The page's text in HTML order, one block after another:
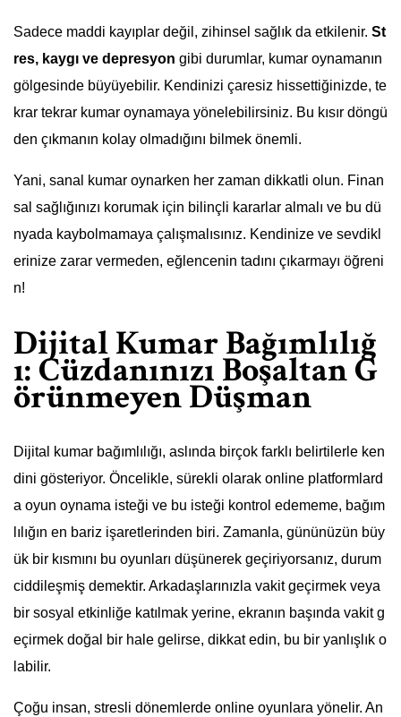
Sadece maddi kayıplar değil, zihinsel sağlık da etkilenir. St
res, kaygı ve depresyon gibi durumlar, kumar oynamanın
gölgesinde büyüyebilir. Kendinizi çaresiz hissettiğinizde, te
krar tekrar kumar oynamaya yönelebilirsiniz. Bu kısır döngü
den çıkmanın kolay olmadığını bilmek önemli.
Yani, sanal kumar oynarken her zaman dikkatli olun. Finan
sal sağlığınızı korumak için bilinçli kararlar almalı ve bu dü
nyada kaybolmamaya çalışmalısınız. Kendinize ve sevdikl
erinize zarar vermeden, eğlencenin tadını çıkarmayı öğreni
n!
Dijital Kumar Bağımlılığ
ı: Cüzdanınızı Boşaltan G
örünmeyen Düşman
Dijital kumar bağımlılığı, aslında birçok farklı belirtilerle ken
dini gösteriyor. Öncelikle, sürekli olarak online platformlard
a oyun oynama isteği ve bu isteği kontrol edememe, bağım
lılığın en bariz işaretlerinden biri. Zamanla, gününüzün büy
ük bir kısmını bu oyunları düşünerek geçiriyorsanız, durum
ciddileşmiş demektir. Arkadaşlarınızla vakit geçirmek veya
bir sosyal etkinliğe katılmak yerine, ekranın başında vakit g
eçirmek doğal bir hale gelirse, dikkat edin, bu bir yanlışlık o
labilir.
Çoğu insan, stresli dönemlerde online oyunlara yönelir. An